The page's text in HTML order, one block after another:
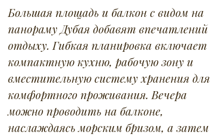
Большая площадь и балкон с видом на
панораму Дубая добавят впечатлений
отдыху. Гибкая планировка включает
компактную кухню, рабочую зону и
вместительную систему хранения для
комфортного проживания. Вечера
можно проводить на балконе,
наслаждаясь морским бризом, а затем